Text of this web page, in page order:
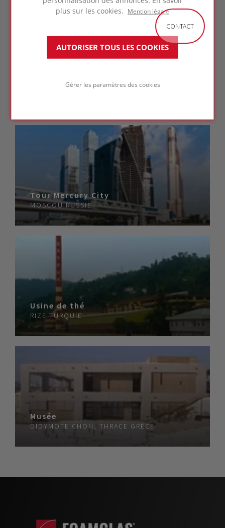
plus sur les cookies.
Mention légale
AUTORISER TOUS LES COOKIES
Gérer les paramètres des cookies
Musée Pablo Serrano
Tour Mercury City
MOSCOU RUSSIE
Usine de thé
RIZE TURQUIE
Musée
DIDYMOTEICHON, THRACE GRÈCE
CONTACT